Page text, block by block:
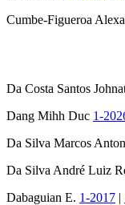
Cumbe-Figueroa
Da Costa Santos
Dang Mihh Duc 1-
Da Silva Marcos
Da Silva André Luiz
Dabaguian E. 1-2017 |